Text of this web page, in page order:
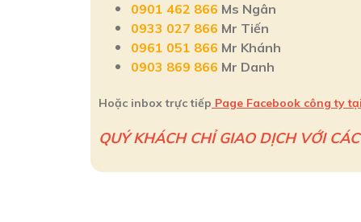
0901 462 866 Ms Ngân
0933 027 866 Mr Tiến
0961 051 866 Mr Khánh
0903 869 866 Mr Danh
Hoặc inbox trực tiếp Page Facebook công ty
QUÝ KHÁCH CHỈ GIAO DỊCH VỚI